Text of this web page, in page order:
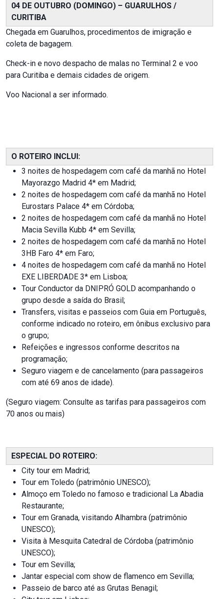
04 DE OUTUBRO (DOMINGO) – GUARULHOS /
CURITIBA
Chegada em Guarulhos, procedimentos de imigração e
coleta de bagagem.
Check-in e novo despacho de malas no Terminal 2 e voo
para Curitiba e demais cidades de origem.
Voo Nacional a ser informado.
O ROTEIRO INCLUI:
3 noites de hospedagem com café da manhã no Hotel
Mayorazgo Madrid 4* em Madrid;
2 noites de hospedagem com café da manhã no Hotel
Eurostars Palace 4* em Córdoba;
2 noites de hospedagem com café da manhã no Hotel
Macia Sevilla Kubb 4* em Sevilla;
2 noites de hospedagem com café da manhã no Hotel
3HB Faro 4* em Faro;
4 noites de hospedagem com café da manhã no Hotel
EXE LIBERDADE 3* em Lisboa;
Tour Conductor da DNIPRÓ GOLD acompanhando o
grupo desde a saída do Brasil;
Transfers, visitas e passeios com Guia em Português,
conforme indicado no roteiro, em ônibus exclusivo para
o grupo;
Refeições e ingressos conforme descritos na
programação;
Seguro viagem e de cancelamento (para passageiros
com até 69 anos de idade).
(Seguro viagem: Consulte as tarifas para passageiros com
70 anos ou mais)
ESPECIAL DO ROTEIRO:
City tour em Madrid;
Tour em Toledo (patrimônio UNESCO);
Almoço em Toledo no famoso e tradicional La Abadia
Restaurante;
Tour em Granada, visitando Alhambra (patrimônio
UNESCO);
Visita à Mesquita Catedral de Córdoba (patrimônio
UNESCO);
Tour em Sevilla;
Jantar especial com show de flamenco em Sevilla;
Passeio de barco até as Grutas Benagil;